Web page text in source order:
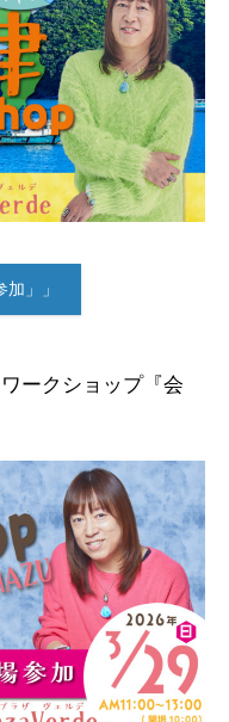
」」
ークショップ『会